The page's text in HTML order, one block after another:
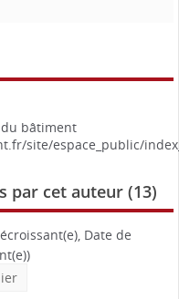
bâtiment
site/espace_public/
par cet auteur (13)
Date de